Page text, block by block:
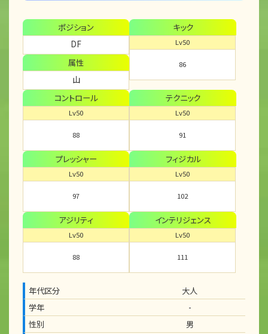
ポジション
DF
属性
山
キック
Lv50
86
コントロール
Lv50
88
テクニック
Lv50
91
プレッシャー
Lv50
97
フィジカル
Lv50
102
アジリティ
Lv50
88
インテリジェンス
Lv50
111
年代区分
大人
学年
-
性別
男